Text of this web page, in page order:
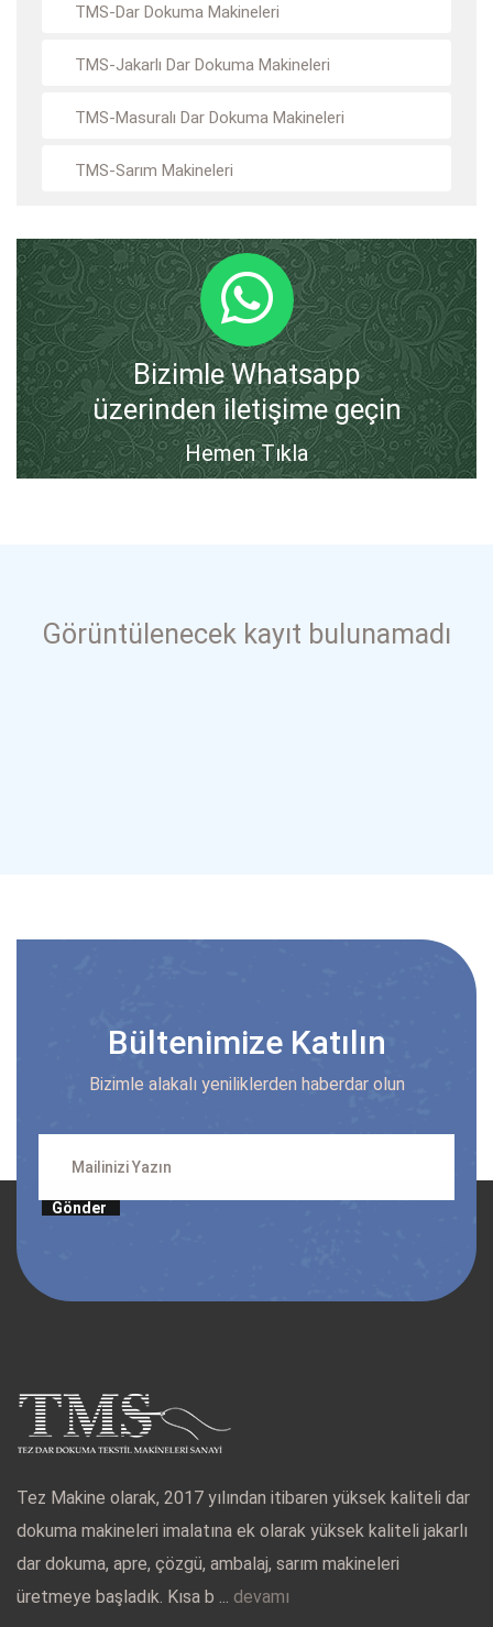
TMS-Dar Dokuma Makineleri
TMS-Jakarlı Dar Dokuma Makineleri
TMS-Masuralı Dar Dokuma Makineleri
TMS-Sarım Makineleri
Bizimle Whatsapp
üzerinden iletişime geçin
Hemen Tıkla
Görüntülenecek kayıt bulunamadı
Bültenimize Katılın
Bizimle alakalı yeniliklerden haberdar olun
Gönder
Tez Makine olarak, 2017 yılından itibaren yüksek kaliteli dar
dokuma makineleri imalatına ek olarak yüksek kaliteli jakarlı
dar dokuma, apre, çözgü, ambalaj, sarım makineleri
üretmeye başladık. Kısa b ... devamı